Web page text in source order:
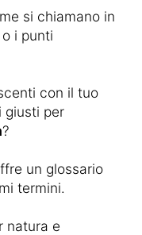
si chiamano in
o i punti
con il tuo
giusti per
?
un glossario
termini.
natura e